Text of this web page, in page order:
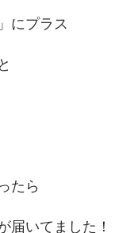
にプラス
たら
届いてました！